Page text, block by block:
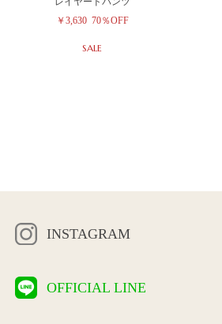
￥3,630 70％OFF
SALE
INSTAGRAM
OFFICIAL LINE